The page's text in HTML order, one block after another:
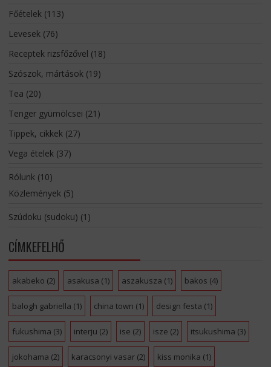
Főételek(113)
Levesek(76)
Receptek rizsfőzővel (18)
Szószok, mártások(19)
Tea (20)
Tenger gyümölcsei (21)
Tippek, cikkek(27)
Vega ételek(37)
Rólunk(10)
Közlemények(5)
Szúdoku (sudoku) (1)
CÍMKEFELHŐ
akabeko (2) asakusa (1) aszakusza (1) bakos (4)
balogh gabriella (1) china town (1) design festa (1)
fukushima (3) interju (2) ise (2) isze (2) itsukushima (3)
jokohama (2) karacsonyi vasar(2) kiss monika (1)